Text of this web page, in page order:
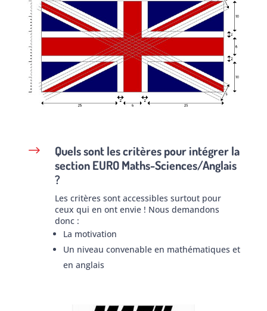
$
Quels sont les critères pour intégrer la
section EURO Maths-Sciences/Anglais
?
Les critères sont accessibles surtout pour
ceux qui en ont envie ! Nous demandons
donc :
La motivation
Un niveau convenable en mathématiques et
en anglais